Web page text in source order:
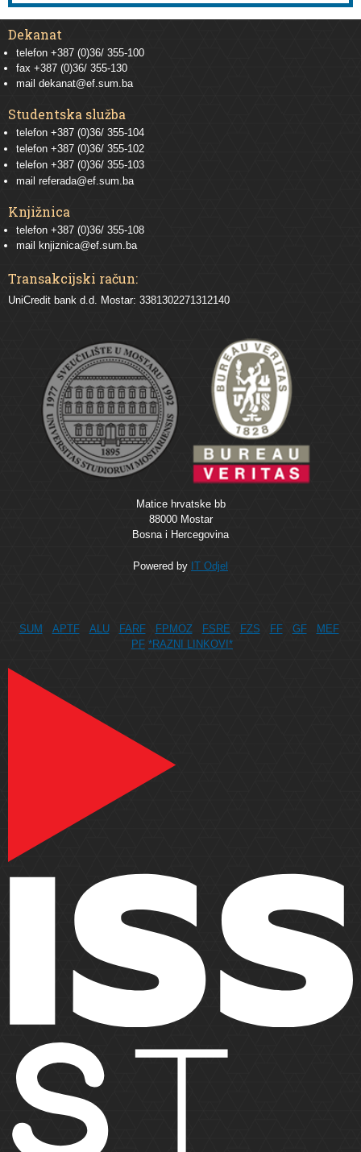
Dekanat
telefon +387 (0)36/ 355-100
fax +387 (0)36/ 355-130
mail dekanat@ef.sum.ba
Studentska služba
telefon +387 (0)36/ 355-104
telefon +387 (0)36/ 355-102
telefon +387 (0)36/ 355-103
mail referada@ef.sum.ba
Knjižnica
telefon +387 (0)36/ 355-108
mail knjiznica@ef.sum.ba
Transakcijski račun:
UniCredit bank d.d. Mostar: 3381302271312140
Matice hrvatske bb
88000 Mostar
Bosna i Hercegovina
Powered by IT Odjel
SUM APTF ALU FARF FPMOZ FSRE FZS FF GF
MEF
PF *RAZNI LINKOVI*